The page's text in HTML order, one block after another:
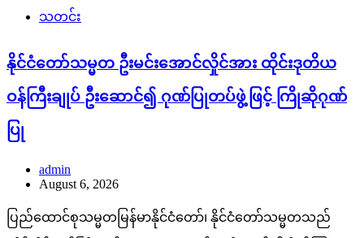
သတင်း
နိုင်ငံတော်သမ္မတ ဦးမင်းအောင်လှိုင်အား ထိုင်းဒုတိယ
ဝန်ကြီးချုပ် ဦးဆောင်၍ ဂုဏ်ပြုတပ်ဖွဲ့ဖြင့် ကြိုဆိုဂုဏ်
ပြု
admin
August 6, 2026
ပြည်ထောင်စုသမ္မတမြန်မာနိုင်ငံတော်၊ နိုင်ငံတော်သမ္မတသည်